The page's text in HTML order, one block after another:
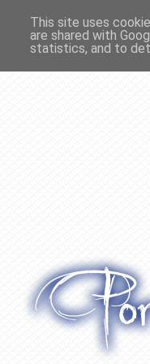
O WŁOSACH RECENZJE
This site uses
are shared with
statistics, and to